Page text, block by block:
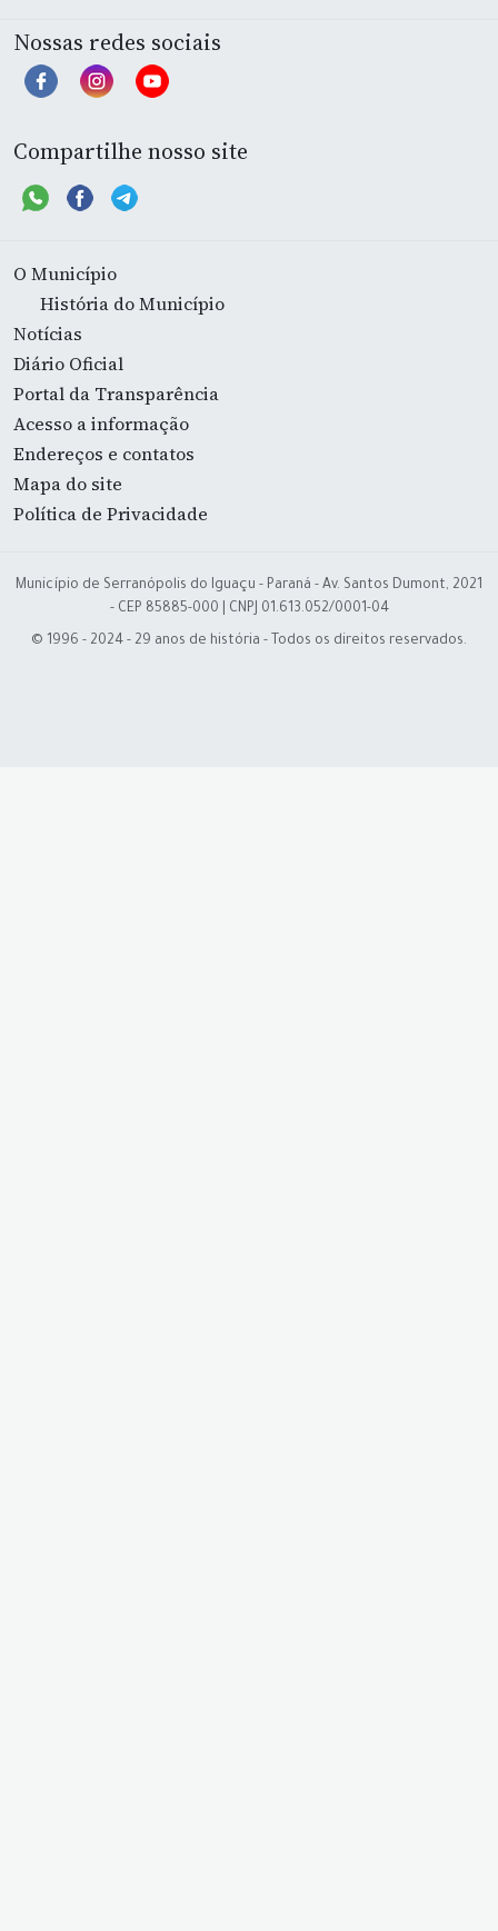
Nossas redes sociais
Compartilhe nosso site
O Município
História do Município
Notícias
Diário Oficial
Portal da Transparência
Acesso a informação
Endereços e contatos
Mapa do site
Política de Privacidade
Município de Serranópolis do Iguaçu - Paraná - Av. Santos Dumont, 2021
- CEP 85885-000 | CNPJ 01.613.052/0001-04
© 1996 - 2024 - 29 anos de história - Todos os direitos reservados.